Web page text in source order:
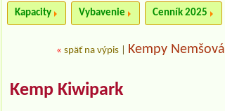
Kapacity Vybavenie Cenník 2025
«späť na výpis Kempy Nemšová
Kemp Kiwipark